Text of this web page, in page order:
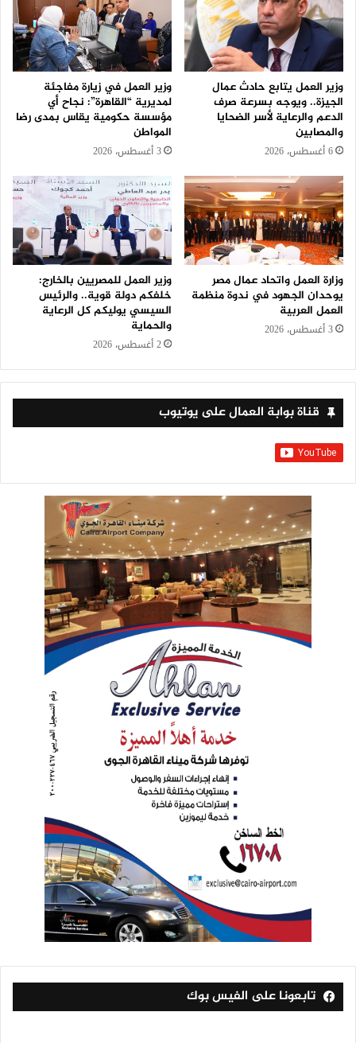
وزير العمل يتابع حادث عمال
الجيزة.. ويوجه بسرعة صرف
الدعم والرعاية لأسر الضحايا
والمصابين
6 أغسطس، 2026
وزير العمل في زيارة مفاجئة
لمديرية “القاهرة”: نجاح أي
مؤسسة حكومية يقاس بمدى رضا
المواطن
3 أغسطس، 2026
وزارة العمل واتحاد عمال مصر
يوحدان الجهود في ندوة منظمة
العمل العربية
3 أغسطس، 2026
وزير العمل للمصريين بالخارج:
خلفكم دولة قوية.. والرئيس
السيسي يوليكم كل الرعاية
والحماية
2 أغسطس، 2026
قناة بوابة العمال على يوتيوب
تابعونا على الفيس بوك